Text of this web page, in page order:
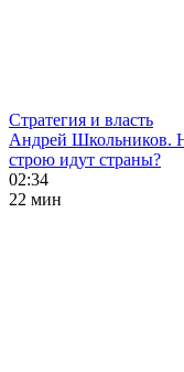
Стратегия и власть
Андрей Школьников.
строю идут страны?
02:34
22 мин